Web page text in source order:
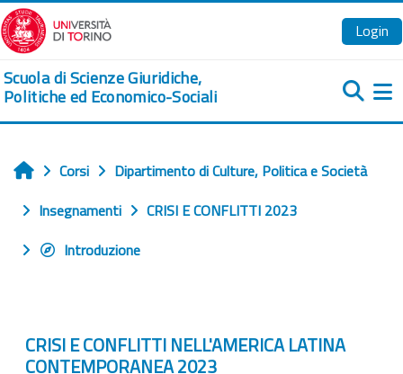
Vai al contenuto principale
Login
Scuola di Scienze Giuridiche,
Politiche ed Economico-Sociali
Home
Corsi
Dipartimento di Culture, Politica e Società
Insegnamenti
CRISI E CONFLITTI 2023
Introduzione
CRISI E CONFLITTI NELL'AMERICA LATINA
CONTEMPORANEA 2023